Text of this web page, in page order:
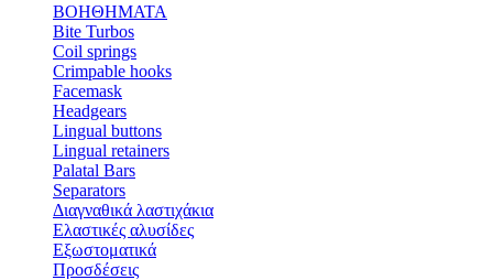
ΒΟΗΘΗΜΑΤΑ
Bite Turbos
Coil springs
Crimpable hooks
Facemask
Headgears
Lingual buttons
Lingual retainers
Palatal Bars
Separators
Διαγναθικά λαστιχάκια
Ελαστικές αλυσίδες
Εξωστοματικά
Προσδέσεις